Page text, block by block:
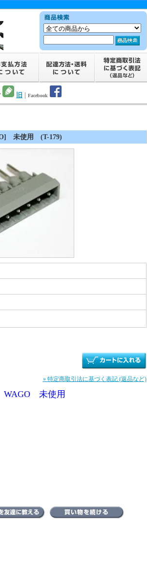
旧 Facebook
未使用 (T-179)
» 特定商取引法に基づく表記 (返品など)
WAGO 未使用